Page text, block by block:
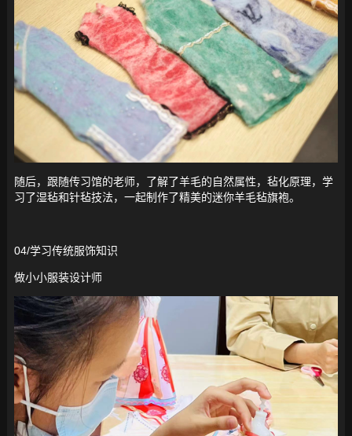
随后，跟随传习馆的老师，了解了羊毛的自然属性，毡化原理，学
习了湿毡和针毡技法，一起制作了精美的迷你羊毛毡旗袍。
04/学习传统服饰知识
做小小服装设计师